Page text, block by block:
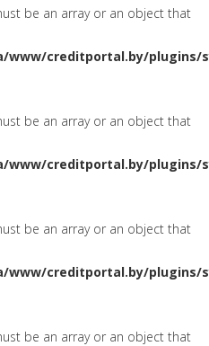
be an array or an object that
creditportal.by/plugins/
be an array or an object that
creditportal.by/plugins/
be an array or an object that
creditportal.by/plugins/
be an array or an object that